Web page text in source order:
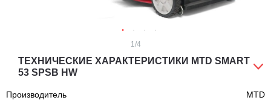
1 /4
ТЕХНИЧЕСКИЕ ХАРАКТЕРИСТИКИ MTD SMART
53 SPSB HW
Производитель MTD